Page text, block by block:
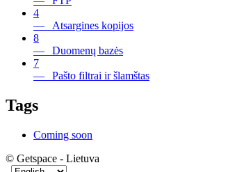
4
— Atsargines kopijos
8
— Duomenų bazės
7
— Pašto filtrai ir šlamštas
Tags
Coming soon
© Getspace - Lietuva